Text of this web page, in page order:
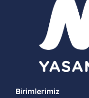
Birimlerimiz